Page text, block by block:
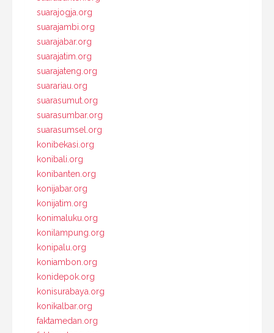
suarajogja.org
suarajambi.org
suarajabar.org
suarajatim.org
suarajateng.org
suarariau.org
suarasumut.org
suarasumbar.org
suarasumsel.org
konibekasi.org
konibali.org
konibanten.org
konijabar.org
konijatim.org
konimaluku.org
konilampung.org
konipalu.org
koniambon.org
konidepok.org
konisurabaya.org
konikalbar.org
faktamedan.org